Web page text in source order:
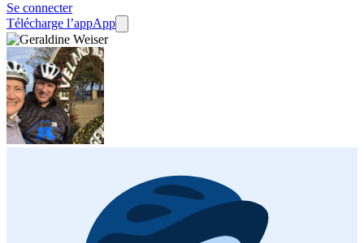
Se connecter
Télécharge l’appApp